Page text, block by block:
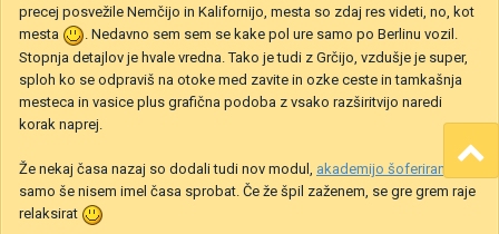
precej posvežile Nemčijo in Kalifornijo, mesta so zdaj res videti, no, kot
mesta
. Nedavno sem sem se kake pol ure samo po Berlinu vozil.
Stopnja detajlov je hvale vredna. Tako je tudi z Grčijo, vzdušje je super,
sploh ko se odpraviš na otoke med zavite in ozke ceste in tamkašnja
mesteca in vasice plus grafična podoba z vsako razširitvijo naredi
korak naprej.
Že nekaj časa nazaj so dodali tudi nov modul, akademijo šoferiranja
samo še nisem imel časa sprobat. Če že špil zaženem, se gre grem raje
relaksirat